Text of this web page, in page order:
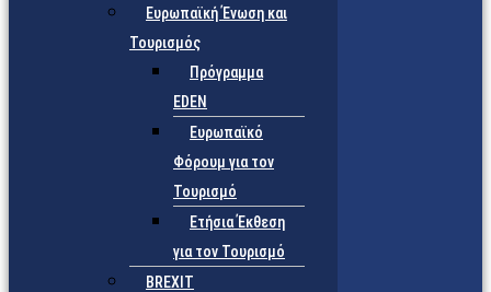
Ευρωπαϊκή Ένωση και
Τουρισμός
Πρόγραμμα
EDEN
Ευρωπαϊκό
Φόρουμ για τον
Τουρισμό
Ετήσια Έκθεση
για τον Τουρισμό
BREXIT